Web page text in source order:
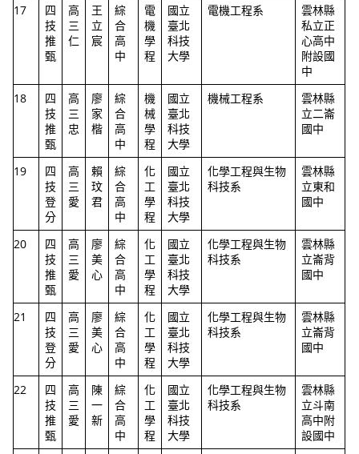
17
四
技
推
甄
高
三
仁
王
立
宸
綜
合
高
中
電
機
學
程
國立
臺北
科技
大學
電機工程系
雲林縣
私立正
心高中
附設國
中
18
四
技
推
甄
高
三
忠
廖
家
楷
綜
合
高
中
機
械
學
程
國立
臺北
科技
大學
機械工程系
雲林縣
立二崙
國中
19
四
技
登
分
高
三
愛
賴
玟
君
綜
合
高
中
化
工
學
程
國立
臺北
科技
大學
化學工程與生物
科技系
雲林縣
立東和
國中
20
四
技
推
甄
高
三
愛
廖
美
心
綜
合
高
中
化
工
學
程
國立
臺北
科技
大學
化學工程與生物
科技系
雲林縣
立崙背
國中
21
四
技
登
分
高
三
愛
廖
美
心
綜
合
高
中
化
工
學
程
國立
臺北
科技
大學
化學工程與生物
科技系
雲林縣
立崙背
國中
22
四
技
推
甄
高
三
愛
陳
一
新
綜
合
高
中
化
工
學
程
國立
臺北
科技
大學
化學工程與生物
科技系
雲林縣
立斗南
高中附
設國中